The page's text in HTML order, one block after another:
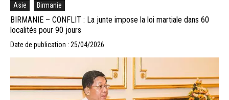
Asie Birmanie
BIRMANIE – CONFLIT : La junte impose la loi martiale dans 60
localités pour 90 jours
Date de publication : 25/04/2026